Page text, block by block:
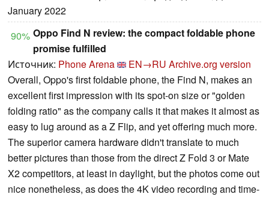
January 2022
90% Oppo Find N review: the compact foldable phone
promise fulfilled
Источник: Phone Arena EN→RU Archive.org version
Overall, Oppo's first foldable phone, the Find N, makes an
excellent first impression with its spot-on size or "golden
folding ratio" as the company calls it that makes it almost as
easy to lug around as a Z Flip, and yet offering much more.
The superior camera hardware didn't translate to much
better pictures than those from the direct Z Fold 3 or Mate
X2 competitors, at least in daylight, but the photos come out
nice nonetheless, as does the 4K video recording and time-